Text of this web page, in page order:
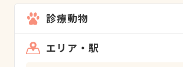
診療動物
エリア・駅